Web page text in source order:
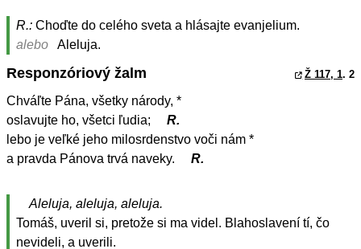
R.: Choďte do celého sveta a hlásajte evanjelium.
alebo
Aleluja.
Responzóriový žalm Ž 117, 1. 2
Chváľte Pána, všetky národy, *
oslavujte ho, všetci ľudia;
R.
lebo je veľké jeho milosrdenstvo voči nám *
a pravda Pánova trvá naveky.
R.
Aleluja, aleluja, aleluja.
Tomáš, uveril si, pretože si ma videl. Blahoslavení tí, čo
nevideli, a uverili.